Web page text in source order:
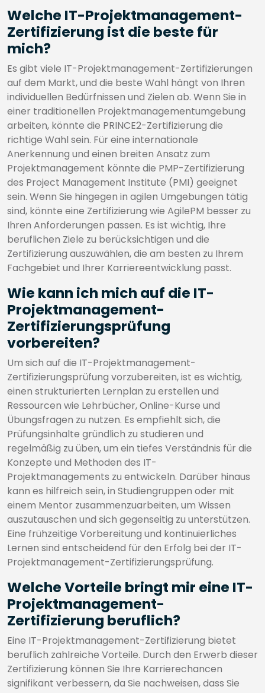
Welche IT-Projektmanagement-
Zertifizierung ist die beste für
mich?
Es gibt viele IT-Projektmanagement-Zertifizierungen
auf dem Markt, und die beste Wahl hängt von Ihren
individuellen Bedürfnissen und Zielen ab. Wenn Sie in
einer traditionellen Projektmanagementumgebung
arbeiten, könnte die PRINCE2-Zertifizierung die
richtige Wahl sein. Für eine internationale
Anerkennung und einen breiten Ansatz zum
Projektmanagement könnte die PMP-Zertifizierung
des Project Management Institute (PMI) geeignet
sein. Wenn Sie hingegen in agilen Umgebungen tätig
sind, könnte eine Zertifizierung wie AgilePM besser zu
Ihren Anforderungen passen. Es ist wichtig, Ihre
beruflichen Ziele zu berücksichtigen und die
Zertifizierung auszuwählen, die am besten zu Ihrem
Fachgebiet und Ihrer Karriereentwicklung passt.
Wie kann ich mich auf die IT-
Projektmanagement-
Zertifizierungsprüfung
vorbereiten?
Um sich auf die IT-Projektmanagement-
Zertifizierungsprüfung vorzubereiten, ist es wichtig,
einen strukturierten Lernplan zu erstellen und
Ressourcen wie Lehrbücher, Online-Kurse und
Übungsfragen zu nutzen. Es empfiehlt sich, die
Prüfungsinhalte gründlich zu studieren und
regelmäßig zu üben, um ein tiefes Verständnis für die
Konzepte und Methoden des IT-
Projektmanagements zu entwickeln. Darüber hinaus
kann es hilfreich sein, in Studiengruppen oder mit
einem Mentor zusammenzuarbeiten, um Wissen
auszutauschen und sich gegenseitig zu unterstützen.
Eine frühzeitige Vorbereitung und kontinuierliches
Lernen sind entscheidend für den Erfolg bei der IT-
Projektmanagement-Zertifizierungsprüfung.
Welche Vorteile bringt mir eine IT-
Projektmanagement-
Zertifizierung beruflich?
Eine IT-Projektmanagement-Zertifizierung bietet
beruflich zahlreiche Vorteile. Durch den Erwerb dieser
Zertifizierung können Sie Ihre Karrierechancen
signifikant verbessern, da Sie nachweisen, dass Sie